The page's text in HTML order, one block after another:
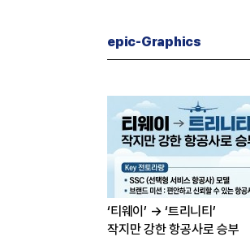
epic-Graphics
‘티웨이’ → ‘트리니티’
작지만 강한 항공사로 승부